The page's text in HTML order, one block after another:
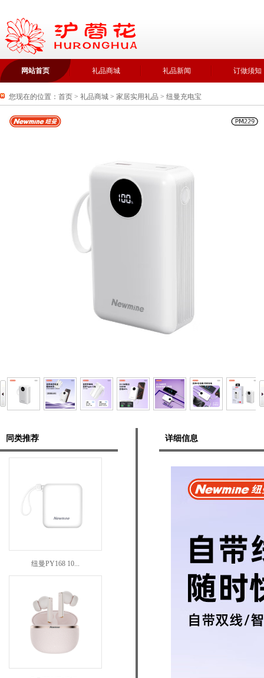
网站首页 礼品商城 礼品新闻 订做须知
您现在的位置： 首页 > 礼品商城 > 家居实用礼品 > 纽曼充电宝
同类推荐
纽曼PY168 10...
详细信息